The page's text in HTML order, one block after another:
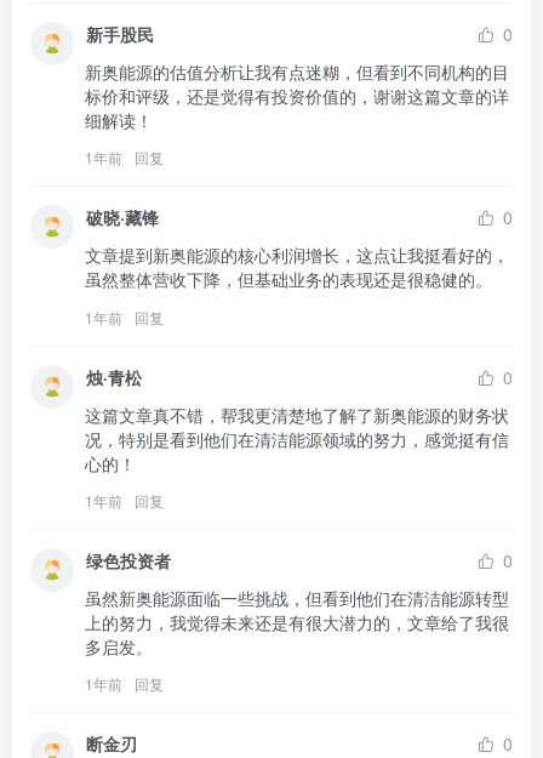
新手股民
0
新奥能源的估值分析让我有点迷糊，但看到不同机构的目
标价和评级，还是觉得有投资价值的，谢谢这篇文章的详
细解读！
1年前 回复
破晓·藏锋
0
文章提到新奥能源的核心利润增长，这点让我挺看好的，
虽然整体营收下降，但基础业务的表现还是很稳健的。
1年前 回复
烛·青松
0
这篇文章真不错，帮我更清楚地了解了新奥能源的财务状
况，特别是看到他们在清洁能源领域的努力，感觉挺有信
心的！
1年前 回复
绿色投资者
0
虽然新奥能源面临一些挑战，但看到他们在清洁能源转型
上的努力，我觉得未来还是有很大潜力的，文章给了我很
多启发。
1年前 回复
断金刃
0